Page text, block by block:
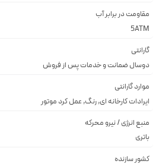
مقاومت در برابر آب
5ATM
گارانتی
دوسال ضمانت و خدمات پس از فروش
موارد گارانتی
ایرادات کارخانه ای, رنگ, عمل کرد موتور
منبع انرژی / نیرو محرکه
باتری
کشور سازنده